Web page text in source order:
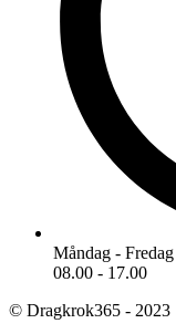
Måndag - Fredag
08.00 - 17.00
© Dragkrok365 - 2023